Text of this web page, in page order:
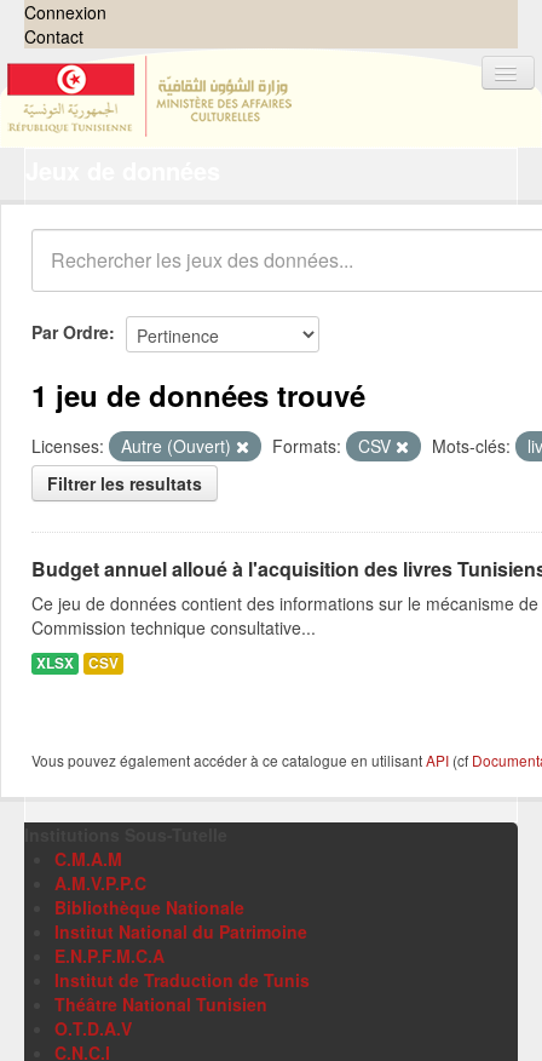
Connexion
Contact
Organisations
Groupes
Demandes 0
À propos
Par Ordre
1 jeu de données trouvé
Licenses: Autre (Ouvert) Formats: CSV Mots-clés:
Filtrer les resultats
Budget annuel alloué à l'acquisition des livres
Ce jeu de données contient des informations sur le mécanisme
Commission technique consultative...
XLSX CSV
Vous pouvez également accéder à ce catalogue en utilisantAPI (cf
C.M.A.M
A.M.V.P.P.C
Bibliothèque Nationale
Institut National du Patrimoine
E.N.P.F.M.C.A
Institut de Traduction de Tunis
Théâtre National Tunisien
O.T.D.A.V
C.N.C.I